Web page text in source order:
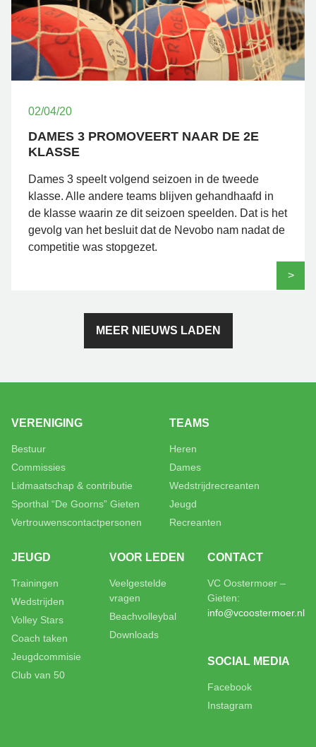
02/04/20
DAMES 3 PROMOVEERT NAAR DE 2E
KLASSE
Dames 3 speelt volgend seizoen in de tweede
klasse. Alle andere teams blijven gehandhaafd in
de klasse waarin ze dit seizoen speelden. Dat is het
gevolg van het besluit dat de Nevobo nam nadat de
competitie was stopgezet.
>
MEER NIEUWS LADEN
VERENIGING
Bestuur
Commissies
Lidmaatschap & contributie
Sporthal “De Goorns” Gieten
Vertrouwenscontactpersonen
TEAMS
Heren
Dames
Wedstrijdrecreanten
Jeugd
Recreanten
JEUGD
Trainingen
Wedstrijden
Volley Stars
Coach taken
Jeugdcommisie
Club van 50
VOOR LEDEN
Veelgestelde
vragen
Beachvolleybal
Downloads
CONTACT
VC Oostermoer –
Gieten:
info@vcoostermoer.nl
SOCIAL MEDIA
Facebook
Instagram